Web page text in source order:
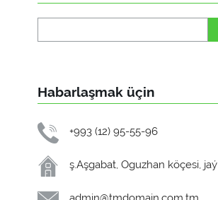
Habarlaşmak üçin
+993 (12) 95-55-96
ş.Aşgabat, Oguzhan köçesi, jaý
admin@tmdomain.com.tm